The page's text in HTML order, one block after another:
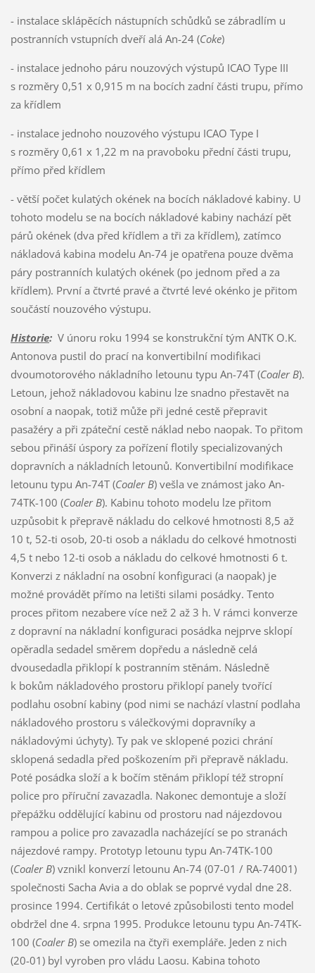
- instalace sklápěcích nástupních schůdků se zábradlím u
postranních vstupních dveří alá An-24 (Coke)
- instalace jednoho páru nouzových výstupů ICAO Type III
s rozměry 0,51 x 0,915 m na bocích zadní části trupu, přímo
za křídlem
- instalace jednoho nouzového výstupu ICAO Type I
s rozměry 0,61 x 1,22 m na pravoboku přední části trupu,
přímo před křídlem
- větší počet kulatých okének na bocích nákladové kabiny. U
tohoto modelu se na bocích nákladové kabiny nachází pět
párů okének (dva před křídlem a tři za křídlem), zatímco
nákladová kabina modelu An-74 je opatřena pouze dvěma
páry postranních kulatých okének (po jednom před a za
křídlem). První a čtvrté pravé a čtvrté levé okénko je přitom
součástí nouzového výstupu.
Historie:V únoru roku 1994 se konstrukční tým ANTK O.K.
Antonova pustil do prací na konvertibilní modifikaci
dvoumotorového nákladního letounu typu An-74T (Coaler B).
Letoun, jehož nákladovou kabinu lze snadno přestavět na
osobní a naopak, totiž může při jedné cestě přepravit
pasažéry a při zpáteční cestě náklad nebo naopak. To přitom
sebou přináší úspory za pořízení flotily specializovaných
dopravních a nákladních letounů. Konvertibilní modifikace
letounu typu An-74T (Coaler B) vešla ve známost jako An-
74TK-100 (Coaler B). Kabinu tohoto modelu lze přitom
uzpůsobit k přepravě nákladu do celkové hmotnosti 8,5 až
10 t, 52-ti osob, 20-ti osob a nákladu do celkové hmotnosti
4,5 t nebo 12-ti osob a nákladu do celkové hmotnosti 6 t.
Konverzi z nákladní na osobní konfiguraci (a naopak) je
možné provádět přímo na letišti silami posádky. Tento
proces přitom nezabere více než 2 až 3 h. V rámci konverze
z dopravní na nákladní konfiguraci posádka nejprve sklopí
opěradla sedadel směrem dopředu a následně celá
dvousedadla přiklopí k postranním stěnám. Následně
k bokům nákladového prostoru přiklopí panely tvořící
podlahu osobní kabiny (pod nimi se nachází vlastní podlaha
nákladového prostoru s válečkovými dopravníky a
nákladovými úchyty). Ty pak ve sklopené pozici chrání
sklopená sedadla před poškozením při přepravě nákladu.
Poté posádka složí a k bočím stěnám přiklopí též stropní
police pro příruční zavazadla. Nakonec demontuje a složí
přepážku oddělující kabinu od prostoru nad nájezdovou
rampou a police pro zavazadla nacházející se po stranách
nájezdové rampy. Prototyp letounu typu An-74TK-100
(Coaler B) vznikl konverzí letounu An-74 (07-01 / RA-74001)
společnosti Sacha Avia a do oblak se poprvé vydal dne 28.
prosince 1994. Certifikát o letové způsobilosti tento model
obdržel dne 4. srpna 1995. Produkce letounu typu An-74TK-
100 (Coaler B) se omezila na čtyři exempláře. Jeden z nich
(20-01) byl vyroben pro vládu Laosu. Kabina tohoto